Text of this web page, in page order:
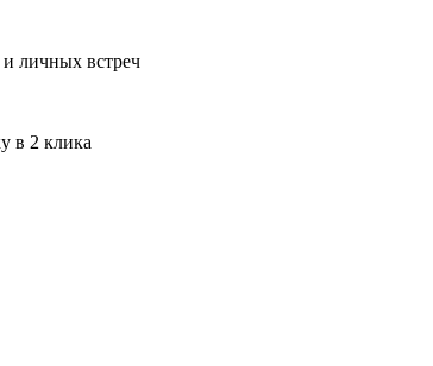
личных встреч
в 2 клика